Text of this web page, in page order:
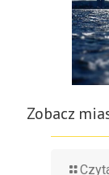
Zobacz